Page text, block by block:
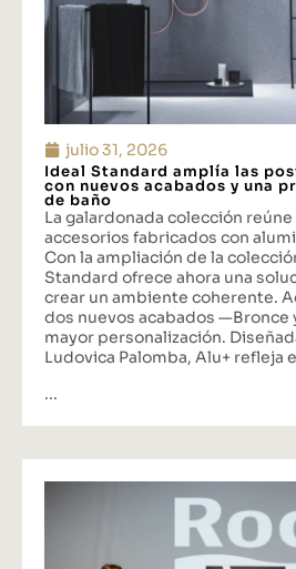
julio 31, 2026
Ideal Standard amplía las
con nuevos acabados y una
de baño
La galardonada colección
accesorios fabricados con
Con la ampliación de la
Standard ofrece ahora una
crear un ambiente coherente.
dos nuevos acabados —Bronce
mayor personalización.
Ludovica Palomba, Alu+ refleja
...